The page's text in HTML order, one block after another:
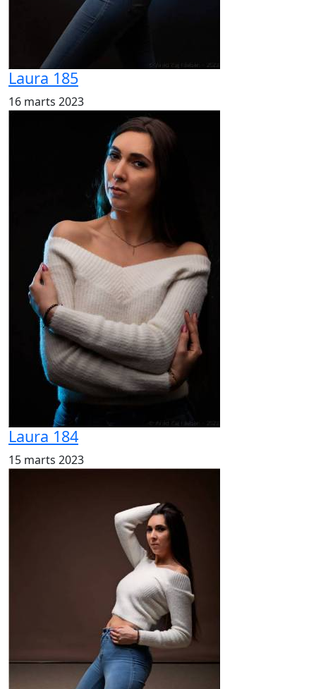
Laura 185
16 marts 2023
Laura 184
15 marts 2023